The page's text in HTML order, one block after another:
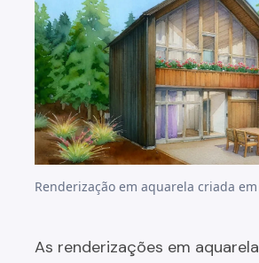
Renderização em aquarela criada
As renderizações em